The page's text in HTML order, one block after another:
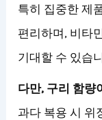
특히 집중한 제
편리하며, 비타
기대할 수 있습
다만, 구리 함량
과다 복용 시 위